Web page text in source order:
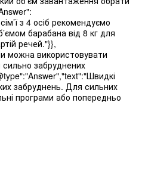
з 4 осіб рекомендуємо
барабана від 8 кг для
речей."}},
можна використовувати
забруднених
забруднень. Для сильних
програми або попередньо